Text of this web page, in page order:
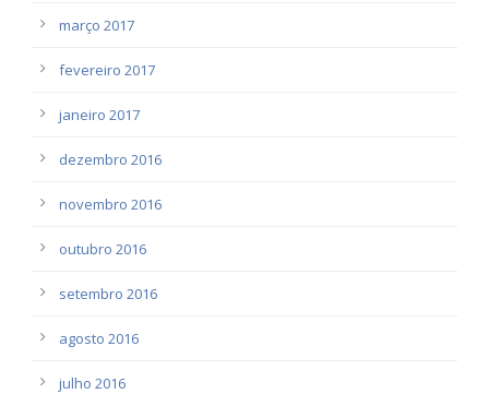
março 2017
fevereiro 2017
janeiro 2017
dezembro 2016
novembro 2016
outubro 2016
setembro 2016
agosto 2016
julho 2016